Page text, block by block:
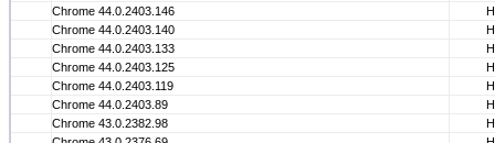
Chrome 44.0.2403.146
Chrome 44.0.2403.140
Chrome 44.0.2403.133
Chrome 44.0.2403.125
Chrome 44.0.2403.119
Chrome 44.0.2403.89
Chrome 43.0.2382.98